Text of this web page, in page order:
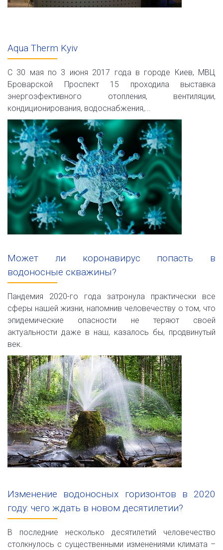
Aqua Therm Kyiv
С 30 мая по 3 июня 2017 года в городе Киев, МВЦ
Броварской Проспект 15 проходила выставка
энергоэфективного отопления, вентиляции,
кондиционирования, водоснабжения,...
Может ли коронавирус попасть в
водоносные скважины?
Пандемия 2020-го года затронула практически все
сферы нашей жизни, напомнив человечеству о том, что
эпидемические опасности не теряют своей
актуальности даже в наш, казалось бы, продвинутый
век.
Изменение водоносных горизонтов в 2020
году: чего ждать в новом десятилетии?
В последние несколько десятилетий человечество
столкнулось с существенными изменениями климата –